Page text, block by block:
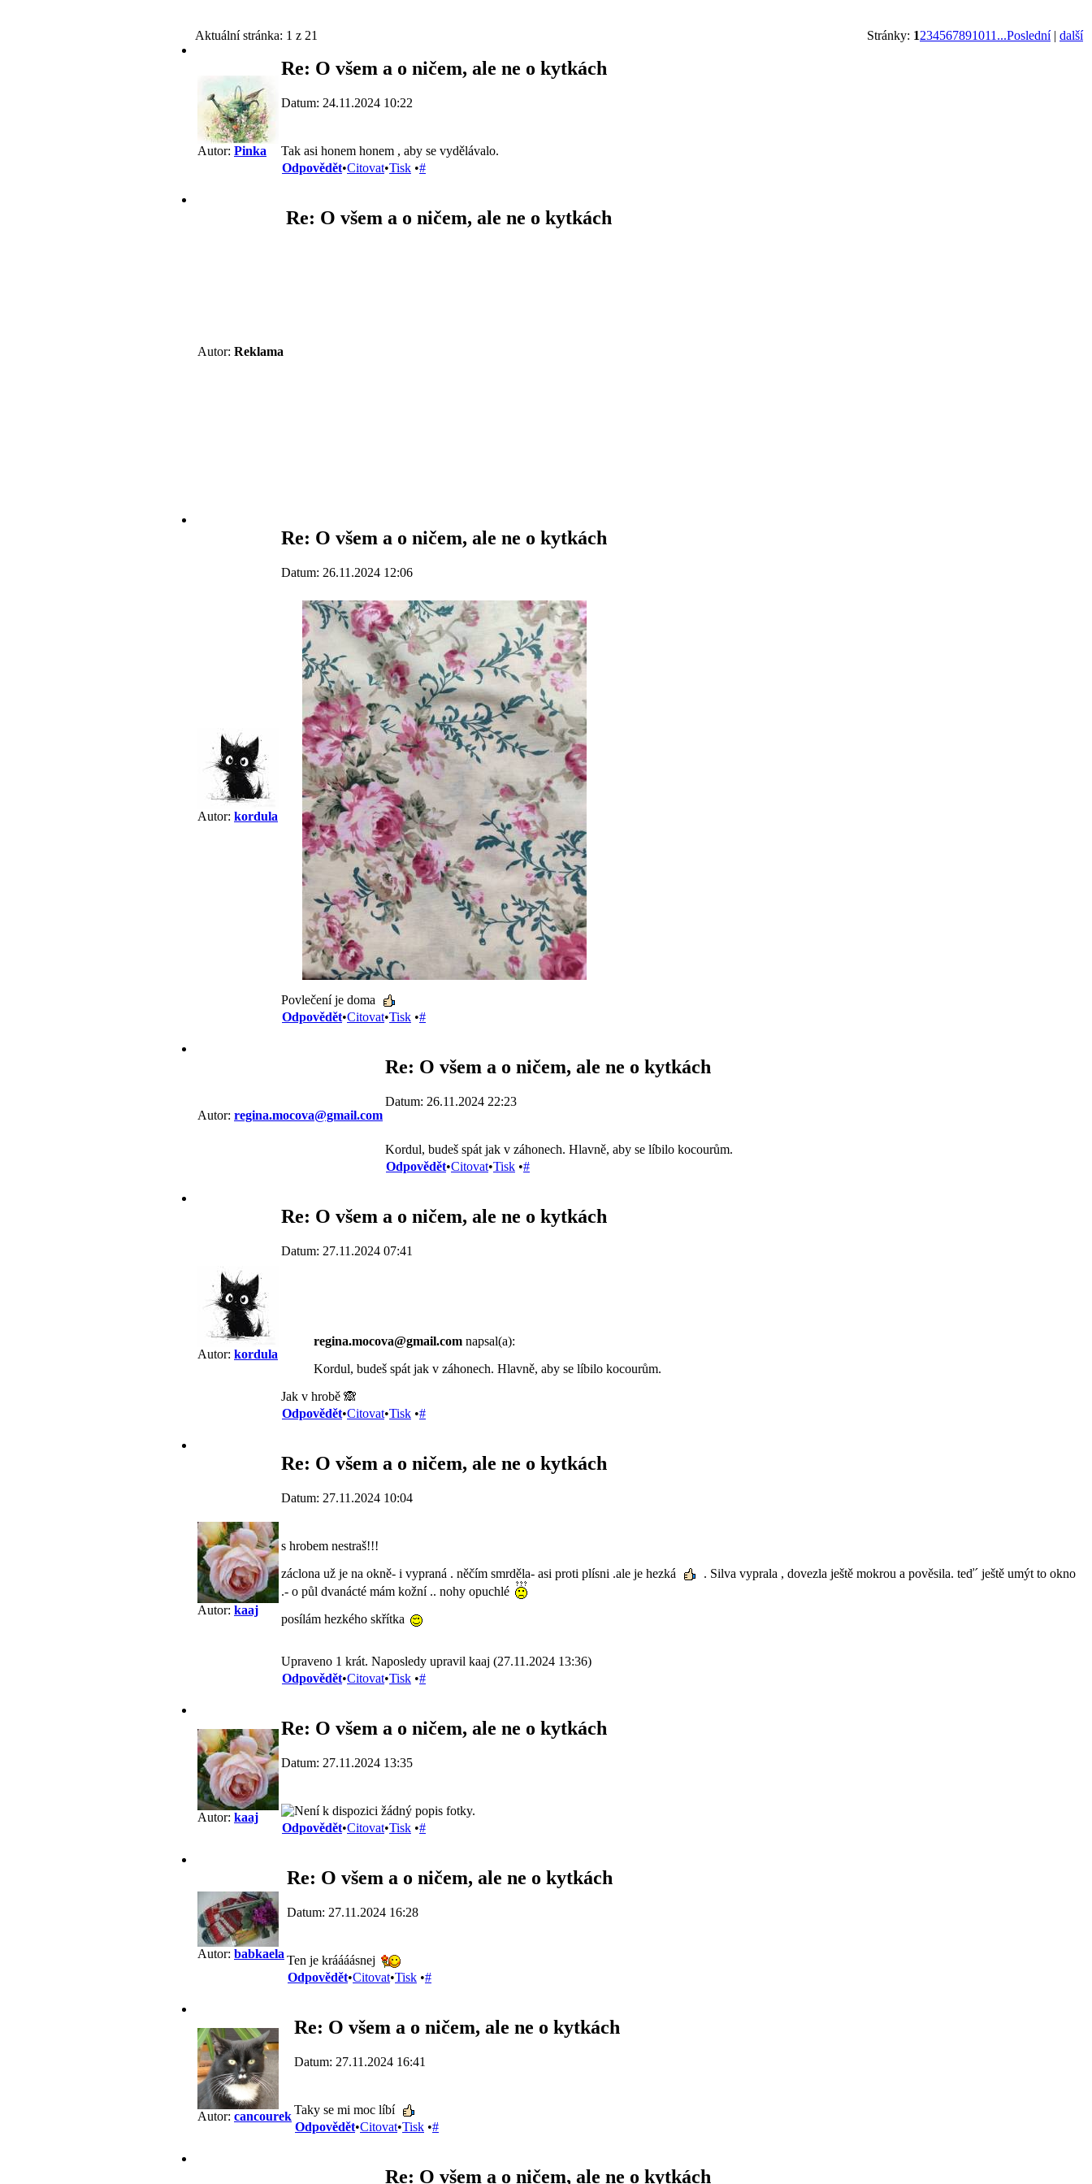
Stránky: 1234567891011 ...Poslední| další
Aktuální stránka: 1 z 21
Autor: Pinka
Re: O všem a o ničem, ale ne o kytkách
Datum: 24.11.2024 10:22
Tak asi honem honem , aby se vydělávalo.
Odpovědět•Citovat•Tisk •#
Autor: Reklama
Re: O všem a o ničem, ale ne o kytkách
Autor: kordula
Re: O všem a o ničem, ale ne o kytkách
Datum: 26.11.2024 12:06
Povlečení je doma
Odpovědět•Citovat•Tisk •#
Autor: regina.mocova@gmail.com
Re: O všem a o ničem, ale ne o kytkách
Datum: 26.11.2024 22:23
Kordul, budeš spát jak v záhonech. Hlavně, aby se líbilo kocourům.
Odpovědět•Citovat•Tisk •#
Autor: kordula
Re: O všem a o ničem, ale ne o kytkách
Datum: 27.11.2024 07:41
regina.mocova@gmail.com napsal(a):
Kordul, budeš spát jak v záhonech. Hlavně, aby se líbilo kocourům.
Jak v hrobě 🙈
Odpovědět•Citovat•Tisk •#
Autor: kaaj
Re: O všem a o ničem, ale ne o kytkách
Datum: 27.11.2024 10:04
s hrobem nestraš!!!
záclona už je na okně- i vypraná . něčím smrděla- asi proti plísni .ale je hezká
. Silva vyprala , dovezla ještě mokrou a pověsila. teď´ ještě umýt to okno
.- o půl dvanácté mám kožní .. nohy opuchlé
posílám hezkého skřítka
Upraveno 1 krát. Naposledy upravil kaaj (27.11.2024 13:36)
Odpovědět•Citovat•Tisk •#
Autor: kaaj
Re: O všem a o ničem, ale ne o kytkách
Datum: 27.11.2024 13:35
Odpovědět•Citovat•Tisk •#
Autor: babkaela
Re: O všem a o ničem, ale ne o kytkách
Datum: 27.11.2024 16:28
Ten je kráááásnej
Odpovědět•Citovat•Tisk •#
Autor: cancourek
Re: O všem a o ničem, ale ne o kytkách
Datum: 27.11.2024 16:41
Taky se mi moc líbí
Odpovědět•Citovat•Tisk •#
Re: O všem a o ničem, ale ne o kytkách